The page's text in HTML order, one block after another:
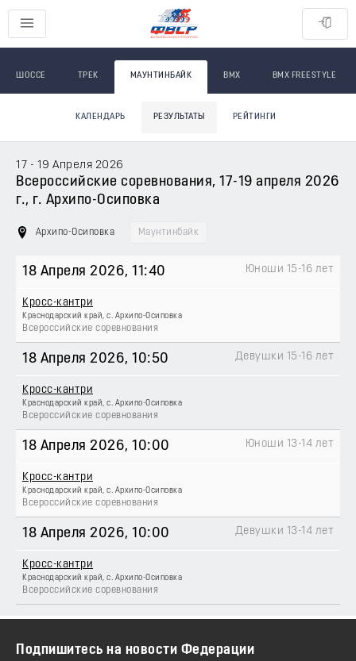
ШОССЕ ТРЕК МАУНТИНБАЙК BMX BMX FREESTYLE
КАЛЕНДАРЬ РЕЗУЛЬТАТЫ РЕЙТИНГИ
17 - 19 Апреля 2026
Всероссийские соревнования, 17-19 апреля 2026
г., г. Архипо-Осиповка
Архипо-Осиповка Маунтинбайк
18 Апреля 2026, 11:40
Кросс-кантри
Краснодарский край, с. Архипо-Осиповка
Всероссийские соревнования
Юноши 15-16 лет
18 Апреля 2026, 10:50
Кросс-кантри
Краснодарский край, с. Архипо-Осиповка
Всероссийские соревнования
Девушки 15-16 лет
18 Апреля 2026, 10:00
Кросс-кантри
Краснодарский край, с. Архипо-Осиповка
Всероссийские соревнования
Юноши 13-14 лет
18 Апреля 2026, 10:00
Кросс-кантри
Краснодарский край, с. Архипо-Осиповка
Всероссийские соревнования
Девушки 13-14 лет
Подпишитесь на новости Федерации